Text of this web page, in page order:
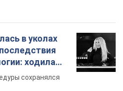
в уколах
ходила
сохранялся